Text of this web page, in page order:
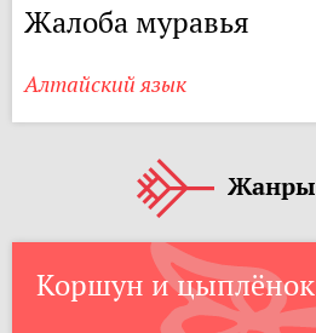
Жалоба муравья
Алтайский язык
Жанры
Коршун и цыплёнок